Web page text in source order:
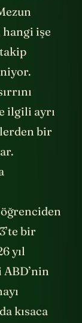
işe
ilgili ayrı
bir
bir
yıl
kısaca